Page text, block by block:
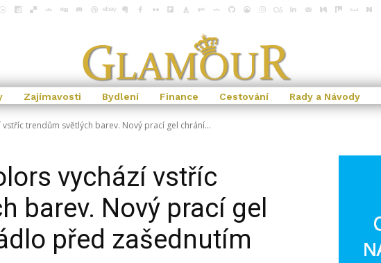
Zajímavosti Bydlení Finance Cestování Rady a Návody
trendům světlých barev. Nový prací gel chrání...
vychází vstříc
barev. Nový prací gel
před zašednutím